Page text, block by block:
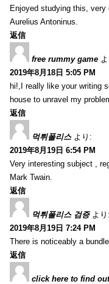
Enjoyed studying this, very
Aurelius Antoninus.
返信
free rummy game
2019年8月18日 5:05 PM
hi!,I really like your writing
house to unravel my
返信
먹튀폴리스 より:
2019年8月19日 6:54 PM
Very interesting subject ,
Mark Twain.
返信
먹튀폴리스 검증 より:
2019年8月19日 7:24 PM
There is noticeably a
返信
click here to find